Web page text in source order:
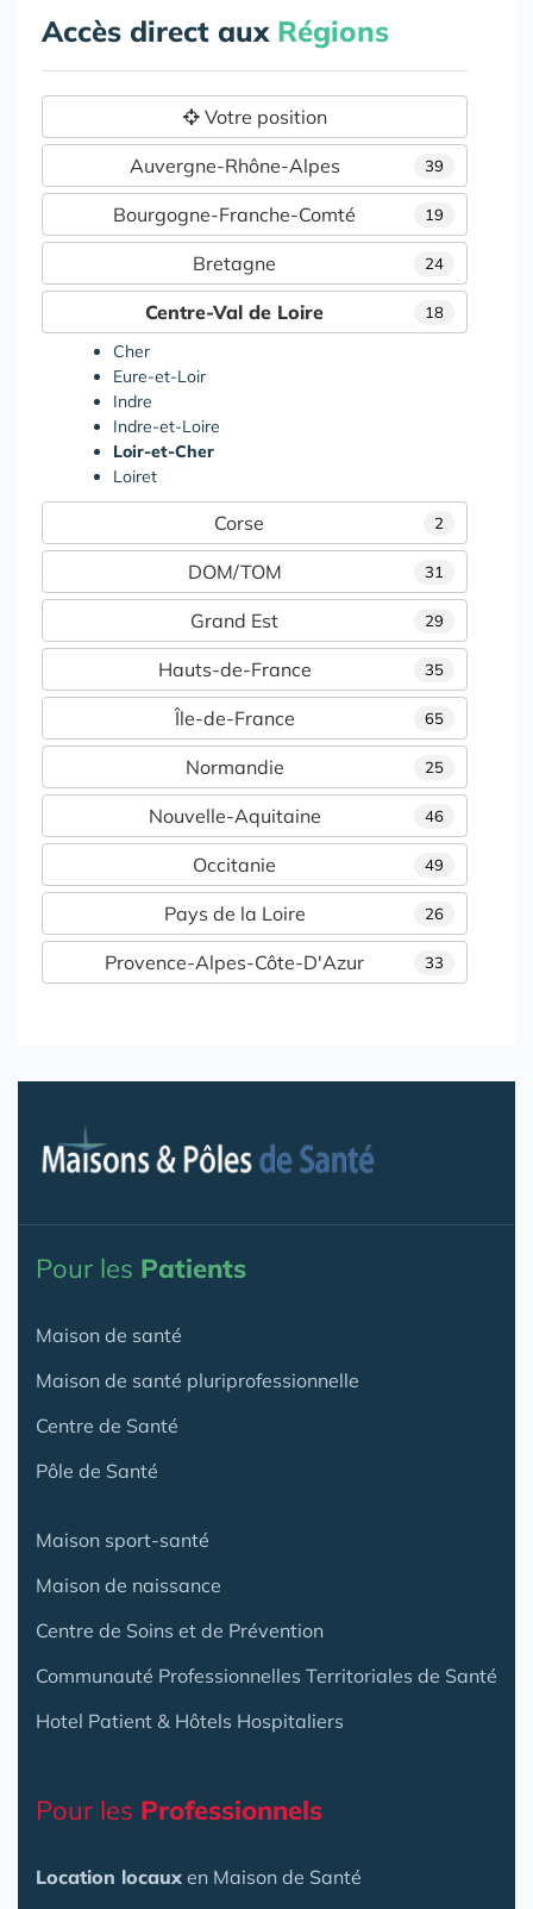
Accès direct aux Régions
Votre position
39
Auvergne-Rhône-Alpes
19
Bourgogne-Franche-Comté
24
Bretagne
18
Centre-Val de Loire
Cher
Eure-et-Loir
Indre
Indre-et-Loire
Loir-et-Cher
Loiret
2
Corse
31
DOM/TOM
29
Grand Est
35
Hauts-de-France
65
Île-de-France
25
Normandie
46
Nouvelle-Aquitaine
49
Occitanie
26
Pays de la Loire
33
Provence-Alpes-Côte-D'Azur
Pour les Patients
Maison de santé
Maison de santé pluriprofessionnelle
Centre de Santé
Pôle de Santé
Maison sport-santé
Maison de naissance
Centre de Soins et de Prévention
Communauté Professionnelles Territoriales de Santé
Hotel Patient & Hôtels Hospitaliers
Pour les Professionnels
Location locaux en Maison de Santé